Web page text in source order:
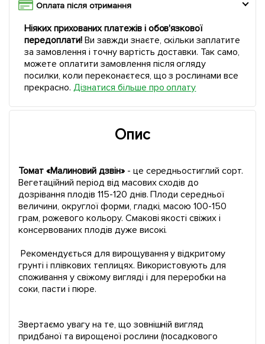
Оплата після отримання
Ніяких прихованих платежів і обов'язкової
передоплати!Ви завжди знаєте, скільки заплатите
за замовлення і точну вартість доставки. Так само,
можете оплатити замовлення після огляду
посилки, коли переконаєтеся, що з рослинами все
прекрасно. Дізнатися більше про оплату
Опис
Томат «Малиновий дзвін» - це середньостиглий сорт.
Вегетаційний період від масових сходів до
дозрівання плодів 115-120 днів. Плоди середньої
величини, округлої форми, гладкі, масою 100-150
грам, рожевого кольору. Смакові якості свіжих і
консервованих плодів дуже високі.
Рекомендується для вирощування у відкритому
грунті і плівкових теплицях. Використовують для
споживання у свіжому вигляді і для переробки на
соки, пасти і пюре.
Звертаємо увагу на те, що зовнішній вигляд
придбаної та вирощеної рослини (посадкового